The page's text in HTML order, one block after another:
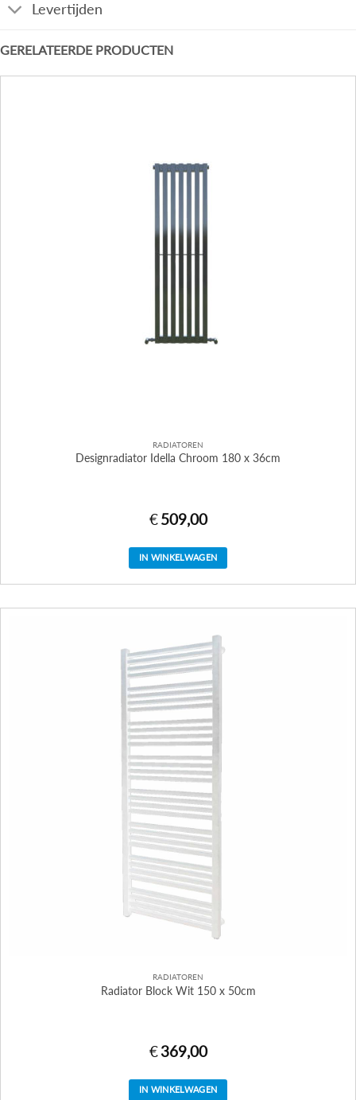
Levertijden
GERELATEERDE PRODUCTEN
RADIATOREN
Designradiator Idella Chroom 180 x 36cm
€ 509,00
IN WINKELWAGEN
RADIATOREN
Radiator Block Wit 150 x 50cm
€ 369,00
IN WINKELWAGEN